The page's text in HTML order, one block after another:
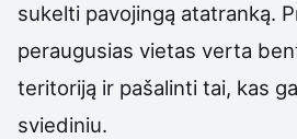
sukelti pavojingą atatranką.
peraugusias vietas verta
teritoriją ir pašalinti tai, kas
sviediniu.